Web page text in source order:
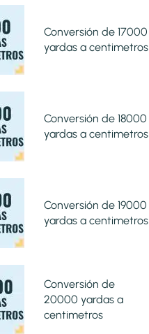
Conversión de 17000
yardas a centimetros
Conversión de 18000
yardas a centimetros
Conversión de 19000
yardas a centimetros
Conversión de
20000 yardas a
centimetros